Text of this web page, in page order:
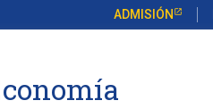
ADMISIÓN